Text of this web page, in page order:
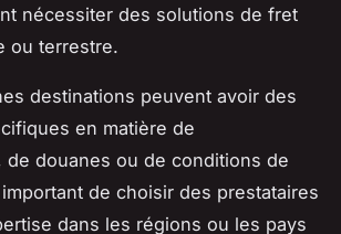
nécessiter des solutions de fret
ou terrestre.
destinations peuvent avoir des
en matière de
de douanes ou de conditions de
de choisir des prestataires
dans les régions ou les pays